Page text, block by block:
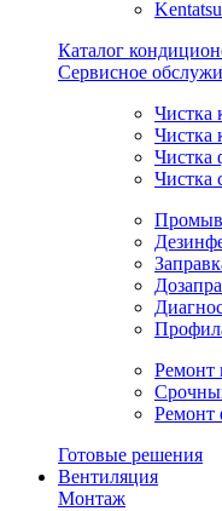
Kentatsu
Каталог
Сервисное
Чистка
Чистка
Чистка
Чистка
Ремонт
Ремонт
Готовые решения
Вентиляция
Монтаж